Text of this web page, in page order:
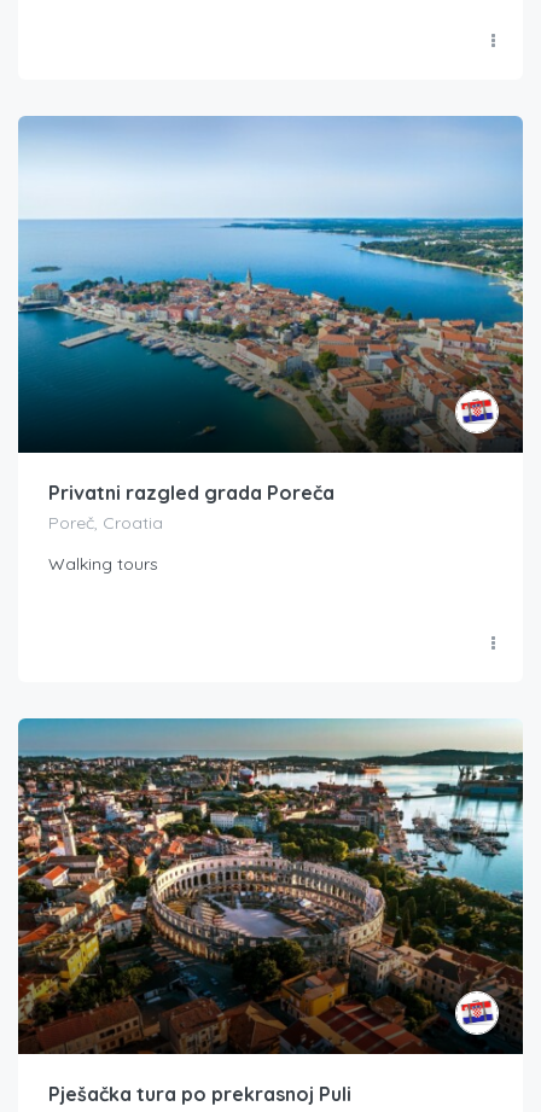
Privatni razgled grada Poreča
Poreč, Croatia
Walking tours
Pješačka tura po prekrasnoj Puli